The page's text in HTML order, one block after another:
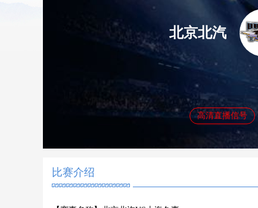
北京北汽
高清直播信号
比赛介绍